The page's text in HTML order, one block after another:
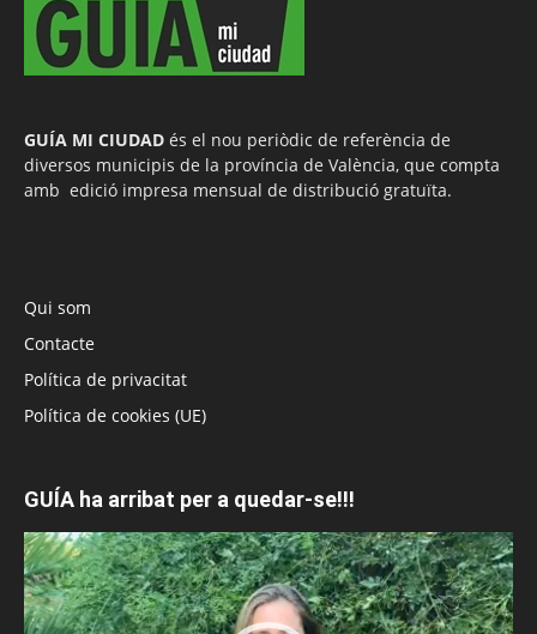
GUÍA MI CIUDAD és el nou periòdic de referència de
diversos municipis de la província de València, que compta
amb edició impresa mensual de distribució gratuïta.
Qui som
Contacte
Política de privacitat
Política de cookies (UE)
GUÍA ha arribat per a quedar-se!!!
Reproductor
de
vídeo